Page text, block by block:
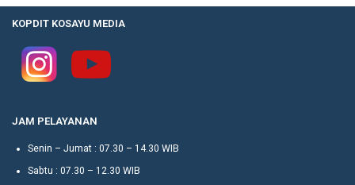
KOPDIT KOSAYU MEDIA
JAM PELAYANAN
Senin – Jumat : 07.30 – 14.30 WIB
Sabtu : 07.30 – 12.30 WIB